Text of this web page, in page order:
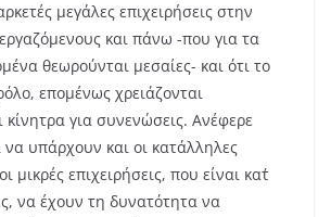
μεγάλες επιχειρήσεις στην
και πάνω -που για τα
θεωρούνται μεσαίες- και ότι το
επομένως χρειάζονται
κίνητρα για συνενώσεις. Ανέφερε
να υπάρχουν και οι κατάλληλες
μικρές επιχειρήσεις, που είναι κατ΄
να έχουν τη δυνατότητα να